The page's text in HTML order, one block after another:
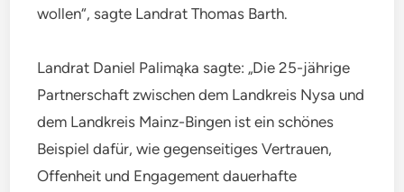
wollen“, sagte Landrat Thomas Barth.
Landrat Daniel Palimąka sagte: „Die 25-jährige
Partnerschaft zwischen dem Landkreis Nysa und
dem Landkreis Mainz-Bingen ist ein schönes
Beispiel dafür, wie gegenseitiges Vertrauen,
Offenheit und Engagement dauerhafte